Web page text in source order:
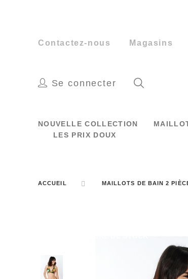
Contactez-nous Magasins
Se connecter
NOUVELLE COLLECTION
LES PRIX DOUX
ACCUEIL MAILLOTS DE BAIN 2